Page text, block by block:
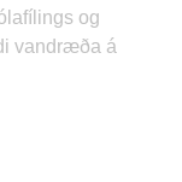
og
vandræða á